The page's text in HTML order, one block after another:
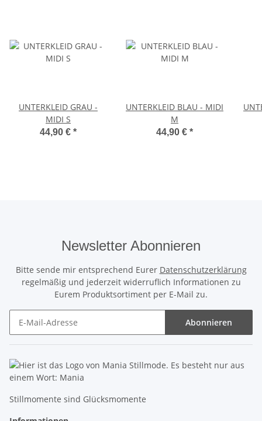
UNTERKLEID GRAU -
MIDI S
44,90 € *
UNTERKLEID BLAU - MIDI
M
44,90 € *
Newsletter Abonnieren
Bitte sende mir entsprechend Eurer Datenschutzerklärung
regelmäßig und jederzeit widerruflich Informationen zu
Eurem Produktsortiment per E-Mail zu.
Abonnieren
Stillmomente sind Glücksmomente